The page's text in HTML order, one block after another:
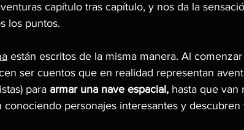
capítulo tras capítulo, y nos da la
los puntos.
están escritos de la misma manera. Al
ser cuentos que en realidad representan
para armar una nave espacial, hasta que van
conociendo personajes interesantes y descubren